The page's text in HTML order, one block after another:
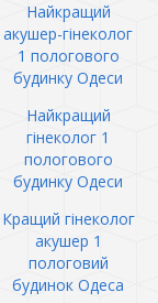
Найкращий
акушер-гінеколог
1 пологового
будинку Одеси
Найкращий
гінеколог 1
пологового
будинку Одеси
Кращий гінеколог
акушер 1
пологовий
будинок Одеса